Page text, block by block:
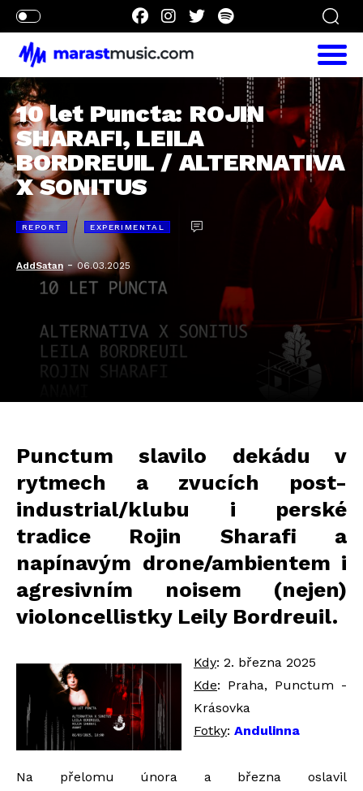
10 let Puncta: ROJIN
SHARAFI, LEILA
BORDREUIL / ALTERNATIVA
X SONITUS
REPORT EXPERIMENTAL
AddSatan-06.03.2025
Punctum slavilo dekádu v
rytmech a zvucích post-
industrial/klubu i perské
tradice Rojin Sharafi a
napínavým drone/ambientem i
agresivním noisem (nejen)
violoncellistky Leily Bordreuil.
Kdy: 2. března 2025
Kde: Praha, Punctum -
Krásovka
Fotky: Andulinna
Na přelomu února a března oslavil